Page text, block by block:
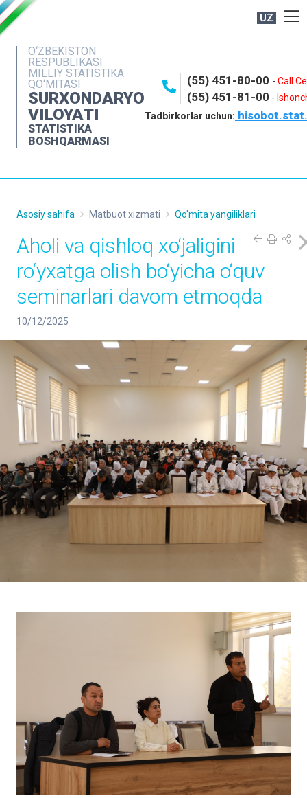
UZ
O‘ZBEKISTON
RESPUBLIKASI
MILLIY STATISTIKA
QO‘MITASI
SURXONDARYO
VILOYATI
STATISTIKA
BOSHQARMASI
(55) 451-80-00 -Call
(55) 451-81-00 -
Tadbirkorlar uchun:
OCHIQ MA'LUMOTLAR
NASHRLAR
INTERAKTIV XIZMATLAR
MATBUOT XIZMATI
Asosiy sahifa Matbuot xizmati Qo'mita yangiliklari
Aholi va qishloq xo‘jaligini
ro‘yxatga olish bo‘yicha o‘quv
seminarlari davom etmoqda
10/12/2025